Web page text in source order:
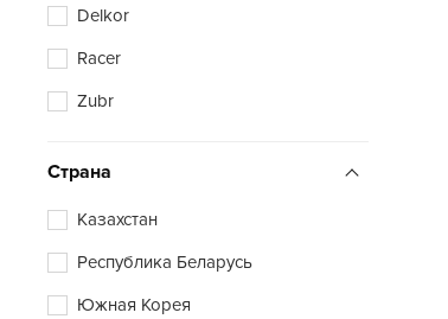
Delkor
Racer
Zubr
Страна
Казахстан
Республика Беларусь
Южная Корея